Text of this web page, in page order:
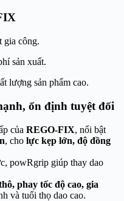
gia công.
sản xuất.
lượng sản phẩm cao.
ổn định tuyệt đối
của REGO-FIX, nổi bật
, cho lực kẹp lớn, độ đồng
powRgrip giúp thay dao
phay tốc độ cao, gia
và tuổi thọ dao cao.